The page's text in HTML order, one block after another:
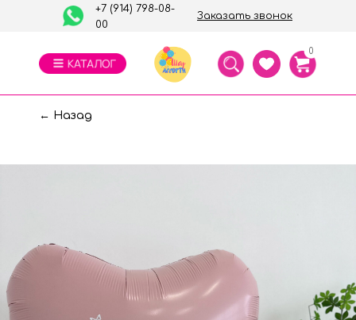
Заказать звонок
+7 (914) 798-08-
00
0
← Назад